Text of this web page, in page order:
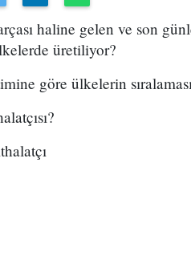
haline gelen ve son
üretiliyor?
göre ülkelerin